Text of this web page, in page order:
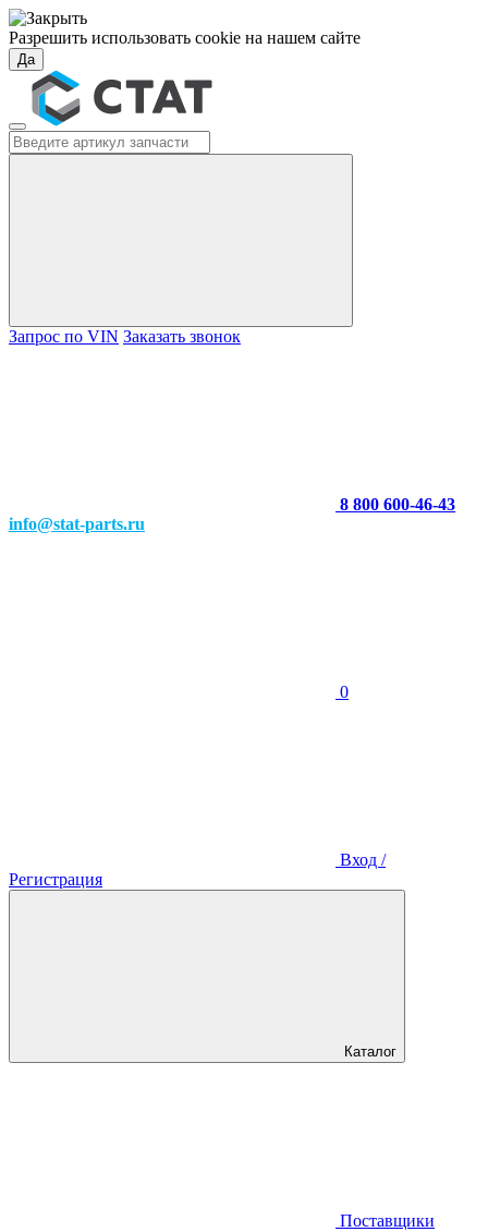
Разрешить использовать cookie на нашем сайте
Да
Запрос по VIN Заказать звонок
8 800 600-46-43
info@stat-parts.ru
0
Вход /
Регистрация
Каталог
Поставщики